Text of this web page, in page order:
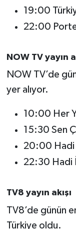
19:00
22:00
NOW TV yayın
NOW TV’de
yer alıyor.
10:00 Her
15:30 Sen
20:00 Hadi
22:30 Hadi
TV8 yayın akışı
TV8’de günün
Türkiye oldu.